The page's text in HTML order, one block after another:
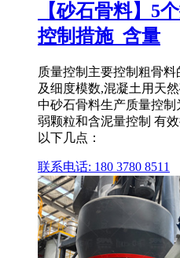
【砂石骨料】5
控制措施_含量
质量控制主要控制粗骨
及细度模数,混凝土用天
中砂石骨料生产质量控
弱颗粒和含泥量控制 有
以下几点：
联系电话: 180 3780 8511